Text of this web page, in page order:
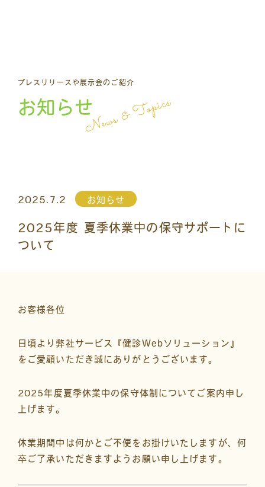
プレスリリースや展示会のご紹介
お知らせNews & Topics
2025.7.2 お知らせ
2025年度 夏季休業中の保守サポートに
ついて
お客様各位
日頃より弊社サービス『健診Webソリューション』
をご愛顧いただき誠にありがとうございます。
2025年度夏季休業中の保守体制についてご案内申し
上げます。
休業期間中は何かとご不便をお掛けいたしますが、何
卒ご了承いただきますようお願い申し上げます。